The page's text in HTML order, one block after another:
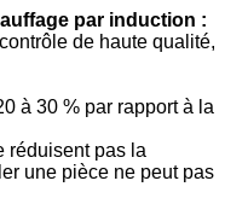
par induction :
de haute qualité,
à 30 % par rapport à la
réduisent pas la
une pièce ne peut pas